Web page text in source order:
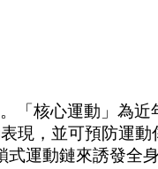
「核心運動」為
現，並可預防運
式運動鏈來誘發全